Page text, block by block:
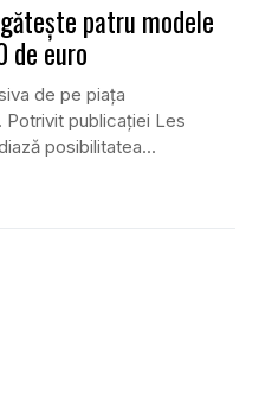
patru modele
de euro
de pe piaţa
publicaţiei Les
posibilitatea...